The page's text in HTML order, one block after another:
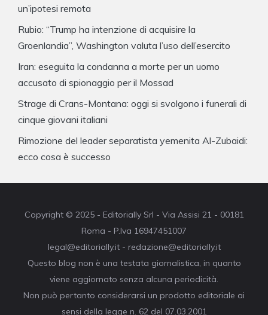
un’ipotesi remota
Rubio: “Trump ha intenzione di acquisire la
Groenlandia”, Washington valuta l’uso dell’esercito
Iran: eseguita la condanna a morte per un uomo
accusato di spionaggio per il Mossad
Strage di Crans-Montana: oggi si svolgono i funerali di
cinque giovani italiani
Rimozione del leader separatista yemenita Al-Zubaidi:
ecco cosa è successo
Copyright © 2025 - Editorially Srl - Via Assisi 21 - 00181
Roma - P.Iva 16947451007
legal@editorially.it - redazione@editorially.it
Questo blog non è una testata giornalistica, in quanto
viene aggiornato senza alcuna periodicità.
Non può pertanto considerarsi un prodotto editoriale ai
sensi della legge n. 62 del 07.03.2001